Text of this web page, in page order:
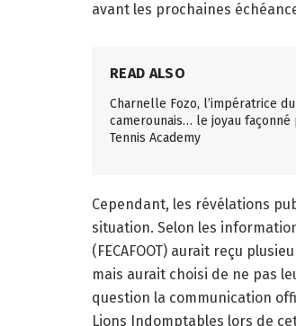
avant les prochaines
READ ALSO
Charnelle Fozo, l’impératrice
camerounais… le joyau façonné
Tennis Academy
Cependant, les révélations
situation. Selon les
(FECAFOOT) aurait reçu
mais aurait choisi de ne pas
question la communication
Lions Indomptables lors de